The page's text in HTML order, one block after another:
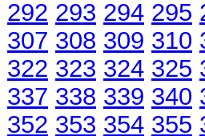
292 293 294 295
307 308 309 310
322 323 324 325
337 338 339 340
352 353 354 355